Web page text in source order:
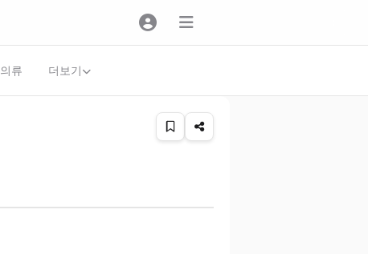
의류 더보기